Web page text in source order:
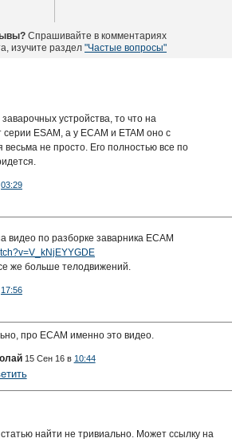
Спрашивайте в комментариях
изучите раздел "Частые вопросы"
устройства, то что на
ESAM, а у ECAM и ETAM оно с
не просто. Его полностью все по
03:29
видео по разборке заварника ECAM
же больше телодвижений.
17:56
про ЕCAM именно это видео.
15 Сен 16 в 10:44
найти не тривиально. Может ссылку на